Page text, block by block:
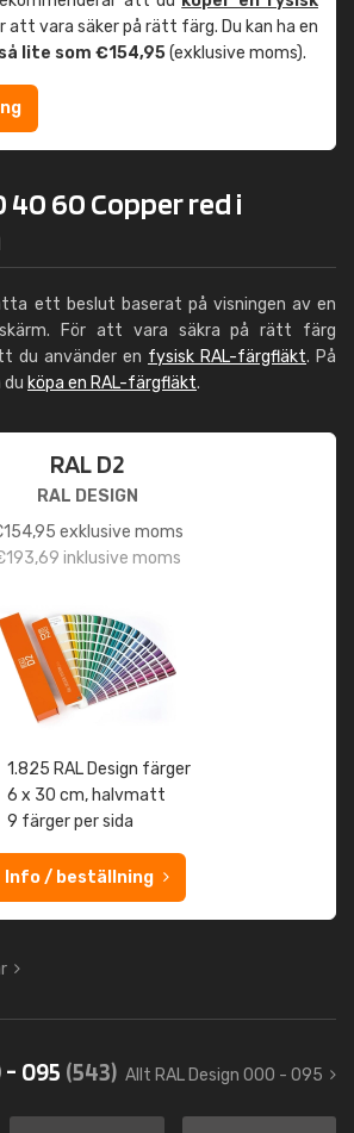
att vara säker på rätt färg. Du kan ha en
lite som €154,95(exklusive moms).
40 60 Copper red i
ett beslut baserat på visningen av en
För att vara säkra på rätt färg
du använder en fysisk RAL-färgfläkt. På
du köpa en RAL-färgfläkt.
RAL D2
RAL DESIGN
154,95 exklusive moms
193,69 inklusive moms
1.825 RAL Design färger
6 x 30 cm, halvmatt
9 färger per sida
Info / beställning
095 (543) Allt RAL Design 000 - 095